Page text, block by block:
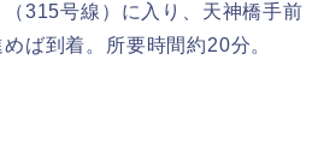
315号線）に入り、天神橋手前
ば到着。所要時間約20分。